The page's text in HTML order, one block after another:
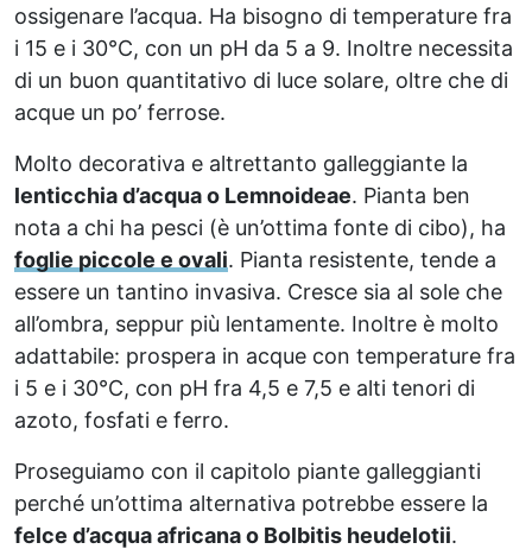
ossigenare l’acqua. Ha bisogno di temperature fra
i 15 e i 30°C, con un pH da 5 a 9. Inoltre necessita
di un buon quantitativo di luce solare, oltre che di
acque un po’ ferrose.
Molto decorativa e altrettanto galleggiante la
lenticchia d’acqua o Lemnoideae. Pianta ben
nota a chi ha pesci (è un’ottima fonte di cibo), ha
foglie piccole e ovali. Pianta resistente, tende a
essere un tantino invasiva. Cresce sia al sole che
all’ombra, seppur più lentamente. Inoltre è molto
adattabile: prospera in acque con temperature fra
i 5 e i 30°C, con pH fra 4,5 e 7,5 e alti tenori di
azoto, fosfati e ferro.
Proseguiamo con il capitolo piante galleggianti
perché un’ottima alternativa potrebbe essere la
felce d’acqua africana o Bolbitis heudelotii.